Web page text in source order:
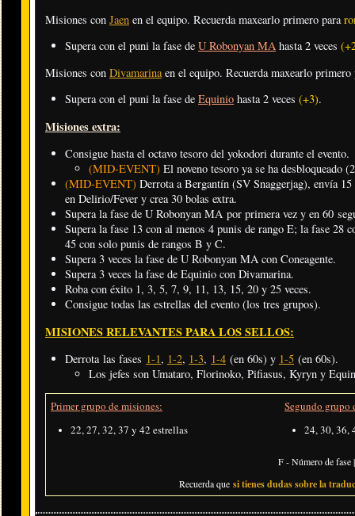
Misiones con Jaen en el equipo. Recuerda maxearlo primero para
Supera con el puni la fase de U Robonyan MA hasta 2 veces
Misiones con Divamarina en el equipo. Recuerda maxearlo
Supera con el puni la fase de Equinio hasta 2 veces (+3).
Misiones extra:
Consigue hasta el octavo tesoro del yokodori durante el evento.
(MID-EVENT) El noveno tesoro ya se ha desbloqueado
(MID-EVENT) Derrota a Bergantín (SV Snaggerjag), envía
en Delirio/Fever y crea 30 bolas extra.
Supera la fase de U Robonyan MA por primera vez y en 60
Supera la fase 13 con al menos 4 punis de rango E; la fase
45 con solo punis de rangos B y C.
Supera 3 veces la fase de U Robonyan MA con Coneagente.
Supera 3 veces la fase de Equinio con Divamarina.
Roba con éxito 1, 3, 5, 7, 9, 11, 13, 15, 20 y 25 veces.
Consigue todas las estrellas del evento (los tres grupos).
MISIONES RELEVANTES PARA LOS SELLOS:
Derrota las fases 1-1, 1-2, 1-3, 1-4 (en 60s) y 1-5 (en 60s).
Los jefes son Umataro, Florinoko, Pifiasus, Kyryn y
Primer grupo de misiones:
22, 27, 32, 37 y 42 estrellas
Segundo grupo
24, 30, 36,
F - Número de fase
Recuerda que si tienes dudas sobre la